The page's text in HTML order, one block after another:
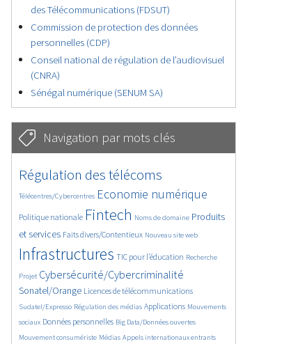
des Télécommunications (FDSUT)
Commission de protection des données
personnelles (CDP)
Conseil national de régulation de l’audiovisuel
(CNRA)
Sénégal numérique (SENUM SA)
Navigation par mots clés
4926/5902
Régulation des télécoms
357/5902
Télécentres/Cybercentres
3905/5902 Economie numérique
1933/5902
Politique nationale
5476/5902 Fintech
700/5902
Noms de domaine
2530/5902
Produits
et services
1625/5902 Faits divers/Contentieux
877/5902 Nouveau site web
5902/5902
Infrastructures
1936/5902
TIC pour l’éducation
199/5902
Recherche
264/5902
Projet
3659/5902Cybersécurité/Cybercriminalité
2346/5902
Sonatel/Orange
1683/5902 Licences de télécommunications
298/5902
Sudatel/Expresso
1050/5902 Régulation des médias
1605/5902 Applications
1126/5902
Mouvements
sociaux
1731/5902Données personnelles
143/5902 Big Data/Données ouvertes
629/5902
Mouvement consumériste
391/5902 Médias
682/5902 Appels internationaux entrants
1805/5902